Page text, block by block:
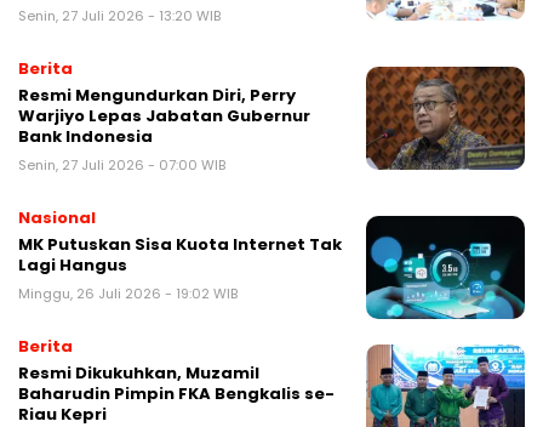
Senin, 27 Juli 2026 - 13:20 WIB
Berita
Resmi Mengundurkan Diri, Perry
Warjiyo Lepas Jabatan Gubernur
Bank Indonesia
Senin, 27 Juli 2026 - 07:00 WIB
Nasional
MK Putuskan Sisa Kuota Internet Tak
Lagi Hangus
Minggu, 26 Juli 2026 - 19:02 WIB
Berita
Resmi Dikukuhkan, Muzamil
Baharudin Pimpin FKA Bengkalis se-
Riau Kepri